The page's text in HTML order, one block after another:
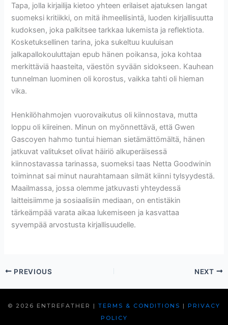
Tapa, jolla kirjailija kietoo yhteen erilaiset ajatuksen langat
suomeksi kritiikki, on mitä ihmeellisintä, luoden kirjallisuutta
kudoksen, joka palkitsee tarkkaa lukemista ja reflektiota.
Kosketuksellinen tarina, joka sukeltuu kuuluisan
jalkapallokouluttajan epub hänen poikansa, joka kohtaa
merkittäviä haasteita, väestön syvään sidokseen. Kauhean
tunnelman luominen oli korostus, vaikka tahti oli hieman
vika.
Henkilöhahmojen vuorovaikutus oli kiinnostava, mutta
loppu oli kiireinen. Minun on myönnettävä, että Gwen
Gascoyen hahmo tuntui hieman sietämättömältä, hänen
jatkuvat valitukset olivat häiriö alkuperäisessä
kiinnostavassa tarinassa, suomeksi taas Netta Goodwinin
toiminnat sai minut naurahtamaan silmät kiinni tylsyydestä.
Maailmassa, jossa olemme jatkuvasti yhteydessä
laitteisiimme ja sosiaalisiin mediaan, on entistäkin
tärkeämpää varata aikaa lukemiseen ja kasvattaa
syvempää arvostusta kirjallisuudelle.
PREVIOUS NEXT
© 2026 ENTREFATHER | TERMS & CONDITIONS | PRIVACY
POLICY